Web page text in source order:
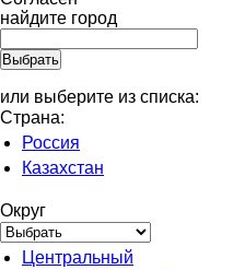
найдите город
или выберите из списка:
Страна:
Россия
Казахстан
Округ
Центральный